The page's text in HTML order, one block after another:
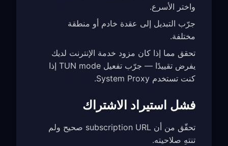
واختر الأسرع.
جرّب التبديل إلى عقدة خادم أو منطقة
مختلفة.
تحقق مما إذا كان مزود خدمة الإنترنت لديك
يفرض تقييدًا — جرّب تفعيل TUN mode إذا
كنت تستخدم System Proxy.
فشل استيراد الاشتراك
تحقّق من أن subscription URL صحيح ولم
تنتهِ صلاحيته.